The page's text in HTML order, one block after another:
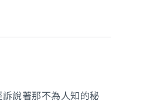
說著那不為人知的秘